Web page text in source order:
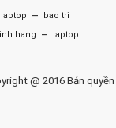
–
bao tri
hang –
laptop
@ 2016 Bản